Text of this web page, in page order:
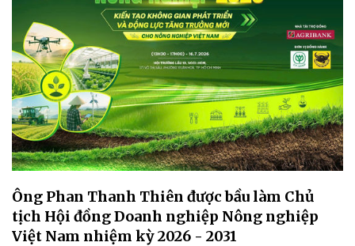
Ông Phan Thanh Thiên được bầu làm Chủ
tịch Hội đồng Doanh nghiệp Nông nghiệp
Việt Nam nhiệm kỳ 2026 - 2031